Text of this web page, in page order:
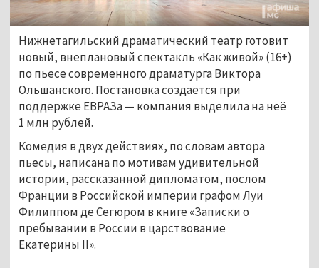
Нижнетагильский драматический театр готовит
новый, внеплановый спектакль «Как живой» (16+)
по пьесе современного драматурга Виктора
Ольшанского. Постановка создаётся при
поддержке ЕВРАЗа — компания выделила на неё
1 млн рублей.
Комедия в двух действиях, по словам автора
пьесы, написана по мотивам удивительной
истории, рассказанной дипломатом, послом
Франции в Российской империи графом Луи
Филиппом де Сегюром в книге «Записки о
пребывании в России в царствование
Екатерины II».